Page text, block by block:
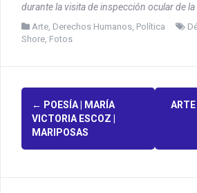
durante la visita de inspección ocular de la
Arte, Derechos Humanos, Política
Shore, Fotos
P← POESÍA | MARÍA
VICTORIA ESCOZ |
MARIPOSAS
ARTE